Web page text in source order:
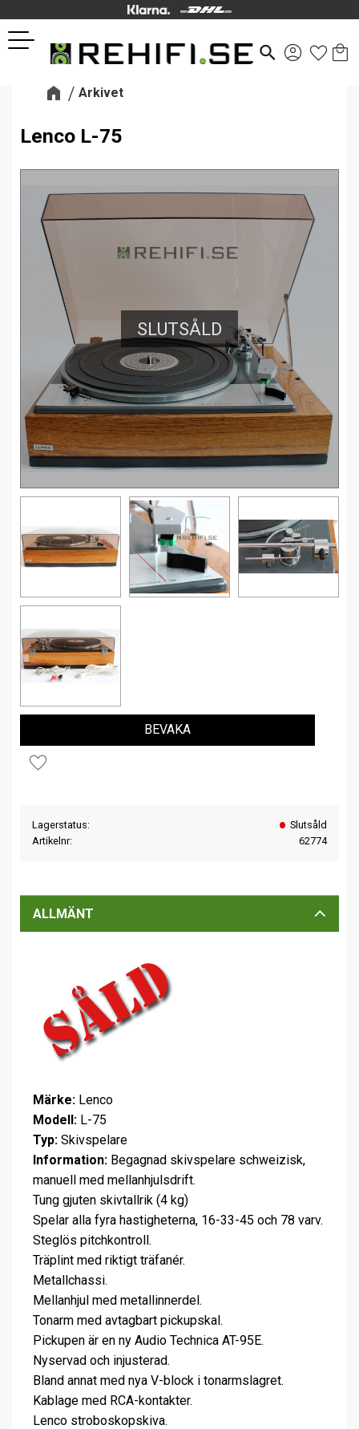
Meny
search
Arkivet
Lenco L-75
SLUTSÅLD
Lägg till i favoriter
BEVAKA
Lagerstatus
Slutsåld
Artikelnr
62774
ALLMÄNT
Märke: Lenco
Modell: L-75
Typ: Skivspelare
Information: Begagnad skivspelare schweizisk,
manuell med mellanhjulsdrift.
Tung gjuten skivtallrik (4 kg)
Spelar alla fyra hastigheterna, 16-33-45 och 78 varv.
Steglös pitchkontroll.
Träplint med riktigt träfanér.
Metallchassi.
Mellanhjul med metallinnerdel.
Tonarm med avtagbart pickupskal.
Pickupen är en ny Audio Technica AT-95E.
Nyservad och injusterad.
Bland annat med nya V-block i tonarmslagret.
Kablage med RCA-kontakter.
Lenco stroboskopskiva.